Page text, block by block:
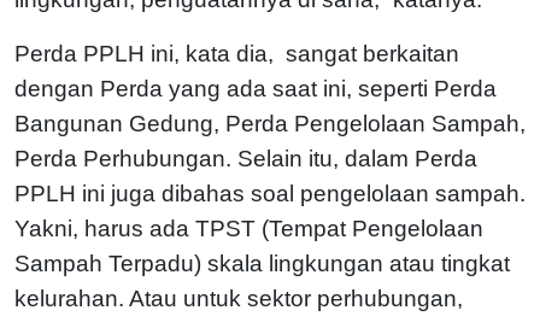
Perda PPLH ini, kata dia, sangat berkaitan
dengan Perda yang ada saat ini, seperti Perda
Bangunan Gedung, Perda Pengelolaan Sampah,
Perda Perhubungan. Selain itu, dalam Perda
PPLH ini juga dibahas soal pengelolaan sampah.
Yakni, harus ada TPST (Tempat Pengelolaan
Sampah Terpadu) skala lingkungan atau tingkat
kelurahan. Atau untuk sektor perhubungan,